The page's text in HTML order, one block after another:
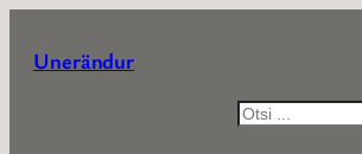
sisuUnerändur
Otsi